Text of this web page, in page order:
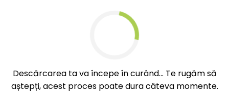
Descărcarea ta va începe în curând... Te rugăm să
aștepți, acest proces poate dura câteva momente.